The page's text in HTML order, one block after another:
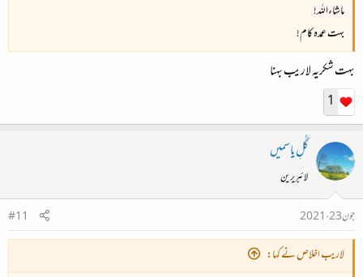
ماشاءاللہ!
بہت عمدہ کام!
بہت شکریہ لاریب بہنا
1
گُلِ یاسمیں
لائبریرین
جون 23، 2021
#11
لاريب اخلاص نے کہا: